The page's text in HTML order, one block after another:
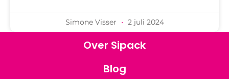
Simone Visser 2 juli 2024
Over Sipack
Blog